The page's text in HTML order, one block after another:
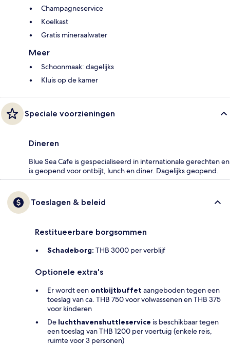
Champagneservice
Koelkast
Gratis mineraalwater
Meer
Schoonmaak: dagelijks
Kluis op de kamer
Speciale voorzieningen
Dineren
Blue Sea Cafe is gespecialiseerd in internationale gerechten en
is geopend voor ontbijt, lunch en diner. Dagelijks geopend.
Toeslagen & beleid
Restitueerbare borgsommen
Schadeborg: THB 3000 per verblijf
Optionele extra's
Er wordt een ontbijtbuffet aangeboden tegen een
toeslag van ca. THB 750 voor volwassenen en THB 375
voor kinderen
De luchthavenshuttleservice is beschikbaar tegen
een toeslag van THB 1200 per voertuig (enkele reis,
ruimte voor 3 personen)